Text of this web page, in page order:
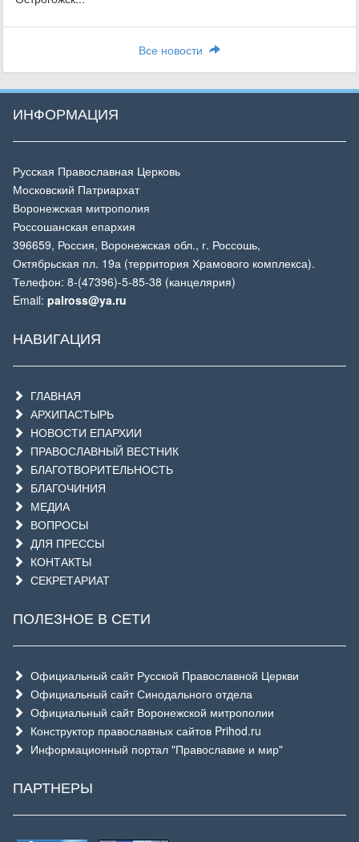
Все новости
ИНФОРМАЦИЯ
Русская Православная Церковь
Московский Патриархат
Воронежская митрополия
Россошанская епархия
396659, Россия, Воронежская обл., г. Россошь,
Октябрьская пл. 19а (территория Храмового комплекса).
Телефон: 8-(47396)-5-85-38 (канцелярия)
Email: palross@ya.ru
НАВИГАЦИЯ
ГЛАВНАЯ
АРХИПАСТЫРЬ
НОВОСТИ ЕПАРХИИ
ПРАВОСЛАВНЫЙ ВЕСТНИК
БЛАГОТВОРИТЕЛЬНОСТЬ
БЛАГОЧИНИЯ
МЕДИА
ВОПРОСЫ
ДЛЯ ПРЕССЫ
КОНТАКТЫ
СЕКРЕТАРИАТ
ПОЛЕЗНОЕ В СЕТИ
Официальный сайт Русской Православной Церкви
Официальный сайт Синодального отдела
Официальный сайт Воронежской митрополии
Конструктор православных сайтов Prihod.ru
Информационный портал "Православие и мир"
ПАРТНЕРЫ